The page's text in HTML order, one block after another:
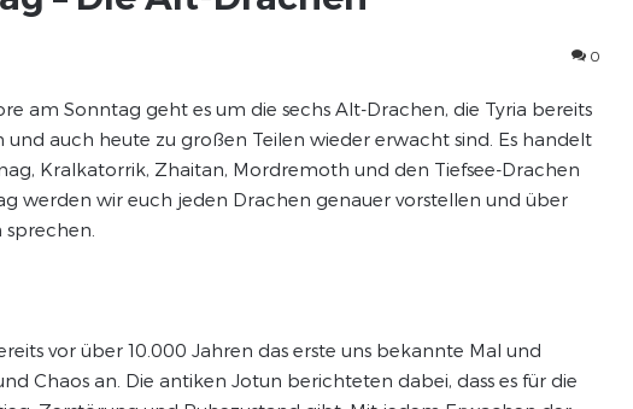
0
am Sonntag geht es um die sechs Alt-Drachen, die Tyria bereits
auch heute zu großen Teilen wieder erwacht sind. Es handelt
Kralkatorrik, Zhaitan, Mordremoth und den Tiefsee-Drachen
werden wir euch jeden Drachen genauer vorstellen und über
vor über 10.000 Jahren das erste uns bekannte Mal und
Chaos an. Die antiken Jotun berichteten dabei, dass es für die